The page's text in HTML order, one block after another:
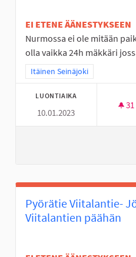
EI ETENE ÄÄNESTYKSEEN
Nurmossa ei ole mitään
olla vaikka 24h mäkkäri
Rajaa tulokset teeman
Itäinen Seinäjoki
LUONTIAIKA
10.01.2023
31
Pyörätie Viitalantie-
Viitalantien päähän